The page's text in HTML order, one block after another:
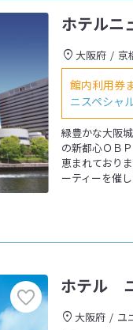
ホテルニ
大阪府 京
館内利用券
ニスペシャ
緑豊かな大阪
の新都心ＯＢ
恵まれており
ーティーを催
ホテル
大阪府 ユ